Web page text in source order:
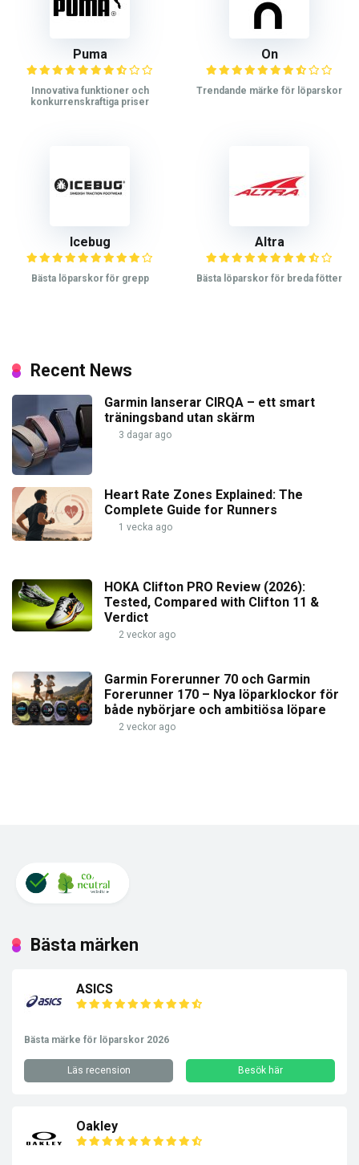
Puma
Innovativa funktioner och
konkurrenskraftiga priser
On
Trendande märke för löparskor
Icebug
Bästa löparskor för grepp
Altra
Bästa löparskor för breda fötter
Recent News
Garmin lanserar CIRQA – ett smart
träningsband utan skärm
3 dagar ago
Heart Rate Zones Explained: The
Complete Guide for Runners
1 vecka ago
HOKA Clifton PRO Review (2026):
Tested, Compared with Clifton 11 &
Verdict
2 veckor ago
Garmin Forerunner 70 och Garmin
Forerunner 170 – Nya löparklockor för
både nybörjare och ambitiösa löpare
2 veckor ago
Bästa märken
ASICS
Bästa märke för löparskor 2026
Läs recension Besök här
Oakley